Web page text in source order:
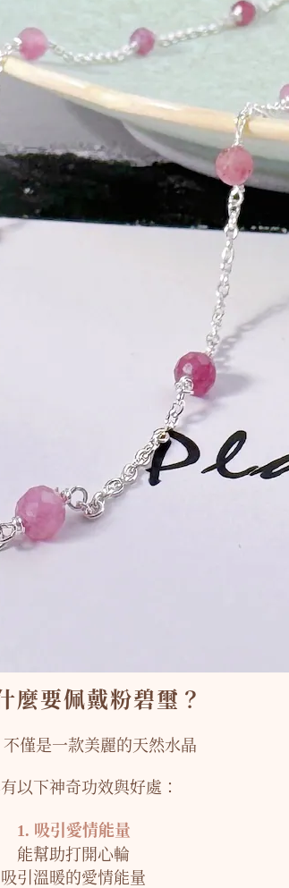
麼要佩戴粉碧璽？
僅是一款美麗的天然水晶
以下神奇功效與好處：
1. 吸引愛情能量
能幫助打開心輪
吸引溫暖的愛情能量